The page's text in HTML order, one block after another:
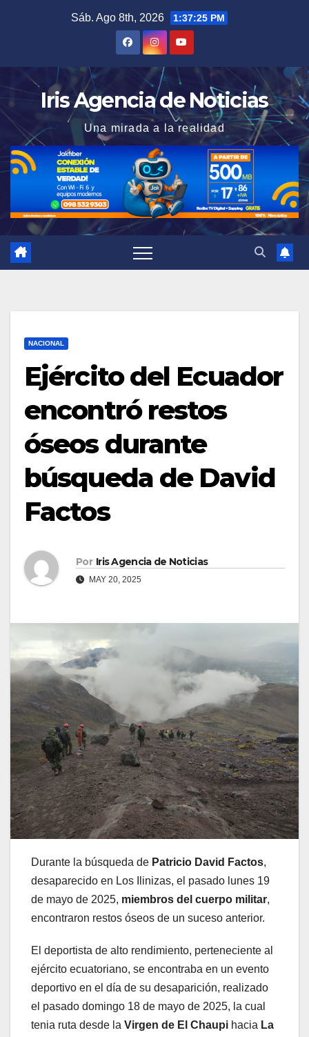
Sáb. Ago 8th, 2026 1:37:27 PM
Iris Agencia de Noticias
Una mirada a la realidad
NACIONAL
Ejército del Ecuador
encontró restos
óseos durante
búsqueda de David
Factos
Por Iris Agencia de Noticias
MAY 20, 2025
Durante la búsqueda de Patricio David Factos,
desaparecido en Los Ilinizas, el pasado lunes 19
de mayo de 2025, miembros del cuerpo militar,
encontraron restos óseos de un suceso anterior.
El deportista de alto rendimiento, perteneciente al
ejército ecuatoriano, se encontraba en un evento
deportivo en el día de su desaparición, realizado
el pasado domingo 18 de mayo de 2025, la cual
tenia ruta desde la Virgen de El Chaupi hacia La